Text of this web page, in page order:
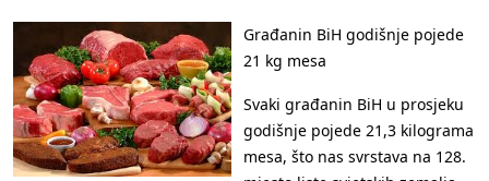
Građanin BiH godišnje pojede
21 kg mesa
Svaki građanin BiH u prosjeku
godišnje pojede 21,3 kilograma
mesa, što nas svrstava na 128.